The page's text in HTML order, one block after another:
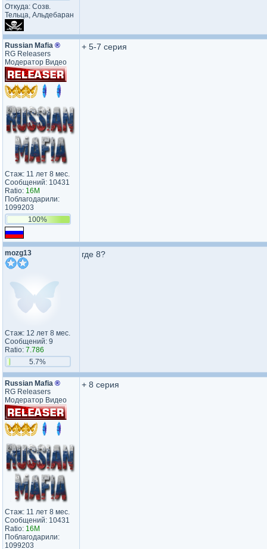
Откуда: Созв.
Тельца, Альдебаран
Russian Mafia ®
RG Releasers
Модератор Видео
Стаж: 11 лет 8 мес.
Сообщений: 10431
Ratio: 16M
Поблагодарили:
1099203
100%
+ 5-7 серия
mozg13
Стаж: 12 лет 8 мес.
Сообщений: 9
Ratio: 7.786
5.7%
где 8?
Russian Mafia ®
RG Releasers
Модератор Видео
Стаж: 11 лет 8 мес.
Сообщений: 10431
Ratio: 16M
Поблагодарили:
1099203
+ 8 серия